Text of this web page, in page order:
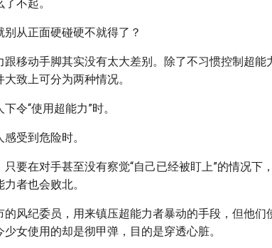
不起。
从正面硬碰硬不就得了？
跟移动手脚其实没有太大差别。除了不习惯控制超能
致上可分为两种情况。
令“使用超能力”时。
受到危险时。
要在对手甚至没有察觉“自己已经被盯上”的情况下
者也会败北。
风纪委员，用来镇压超能力者暴动的手段，但他们
女使用的却是彻甲弹，目的是穿透心脏。